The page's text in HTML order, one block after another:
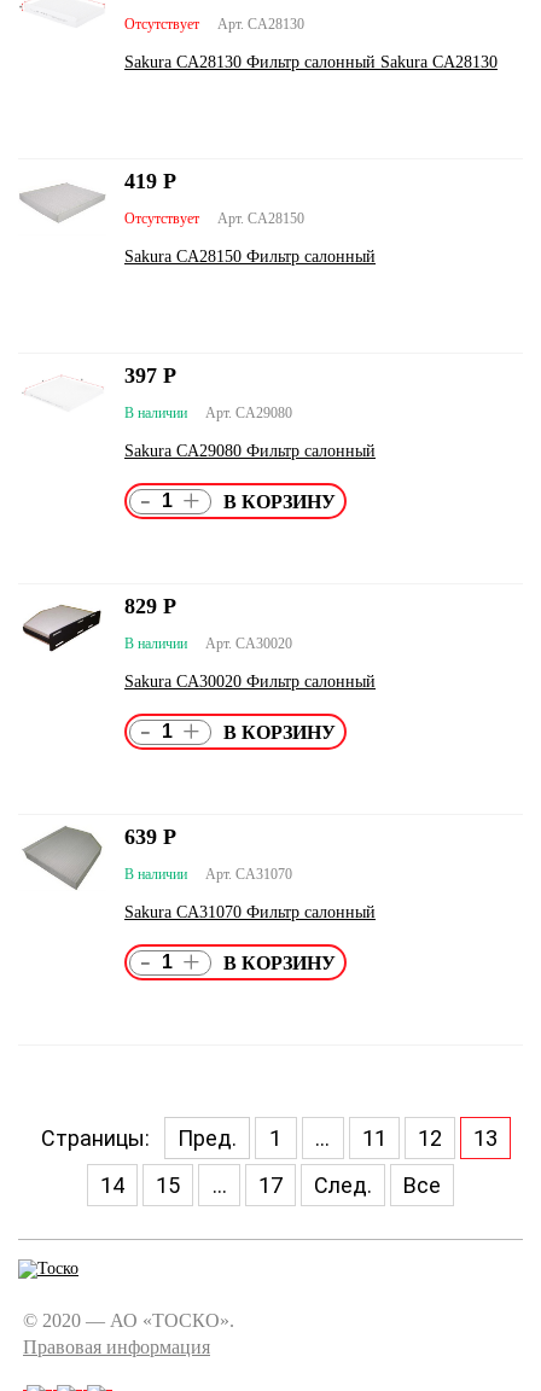
Арт. CA28130
Отсутствует
Sakura CA28130 Фильтр салонный Sakura CA28130
Арт. CA28150
Отсутствует
Sakura CA28150 Фильтр салонный
419 Р
Арт. CA29080
В наличии
Sakura CA29080 Фильтр салонный
397 Р
- +
Арт. CA30020
В наличии
Sakura CA30020 Фильтр салонный
829 Р
- +
Арт. CA31070
В наличии
Sakura CA31070 Фильтр салонный
639 Р
- +
Страницы: Пред. 1 ... 11 12
13
14
15 ... 17 След. Все
© 2020 — АО «ТОСКО».
Правовая информация